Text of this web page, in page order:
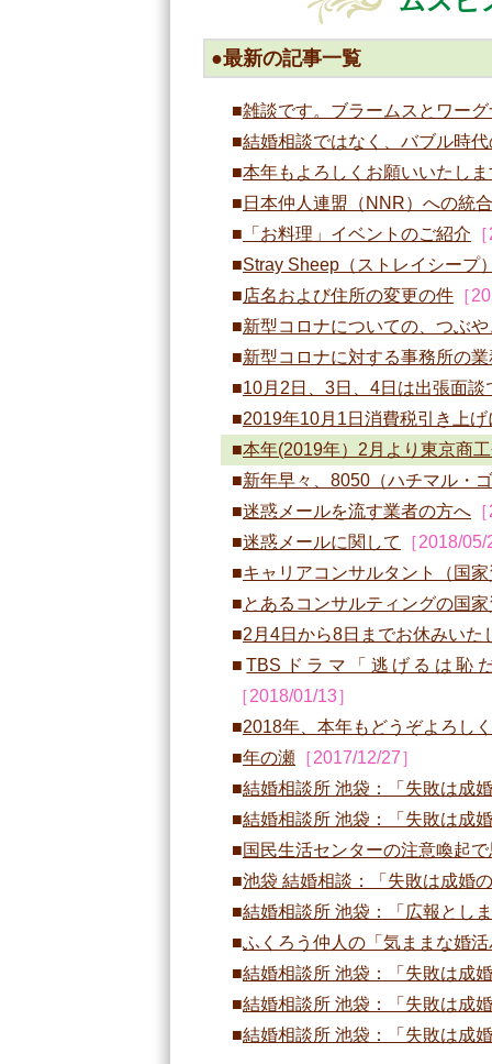
最新の記事一覧
雑談です。ブラームスとワー
結婚相談ではなく、バブル時
本年もよろしくお願いいたしま
日本仲人連盟（NNR）への統
「お料理」イベントのご紹介
Stray Sheep（ストレイシープ
店名および住所の変更の件 ［
新型コロナについての、つぶや
新型コロナに対する事務所の
10月2日、3日、4日は出張面
2019年10月1日消費税引き上
本年(2019年）2月より東京商
新年早々、8050（ハチマル・
迷惑メールを流す業者の方へ
迷惑メールに関して
［2018/
キャリアコンサルタント（国
とあるコンサルティングの国
2月4日から8日までお休みいた
TBSドラマ「逃げるは恥
［2018/01/13］
2018年、本年もどうぞよろし
年の瀬 ［2017/12/27］
結婚相談所 池袋：「失敗は
結婚相談所 池袋：「失敗は成
国民生活センターの注意喚起
池袋 結婚相談：「失敗は成婚
結婚相談所 池袋：「広報とし
ふくろう仲人の「気ままな婚
結婚相談所 池袋：「失敗は成
結婚相談所 池袋：「失敗は成
結婚相談所 池袋：「失敗は成